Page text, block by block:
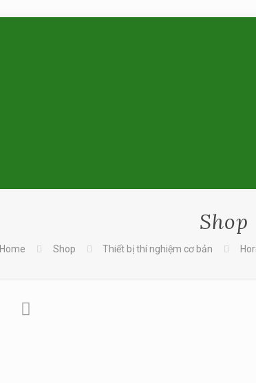
Shop
Home Shop Thiết bị thí nghiệm cơ bản